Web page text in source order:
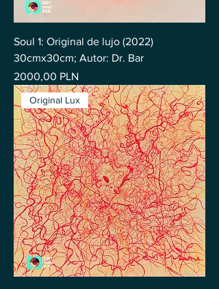
Soul 1: Original de lujo (2022)
30cmx30cm; Autor: Dr. Bar
Precio
2000,00 PLN
Original Lux